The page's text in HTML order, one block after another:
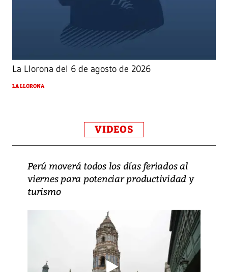
La Llorona del 6 de agosto de 2026
LA LLORONA
VIDEOS
Perú moverá todos los días feriados al
viernes para potenciar productividad y
turismo